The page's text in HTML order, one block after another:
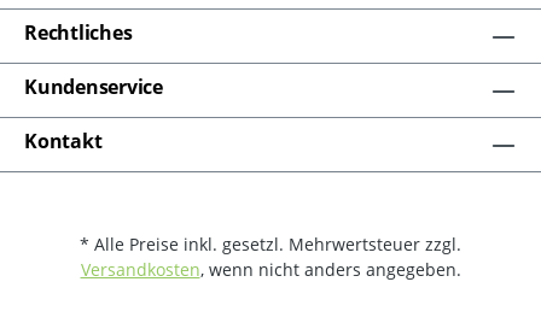
Rechtliches
Kundenservice
Kontakt
* Alle Preise inkl. gesetzl. Mehrwertsteuer zzgl.
Versandkosten, wenn nicht anders angegeben.